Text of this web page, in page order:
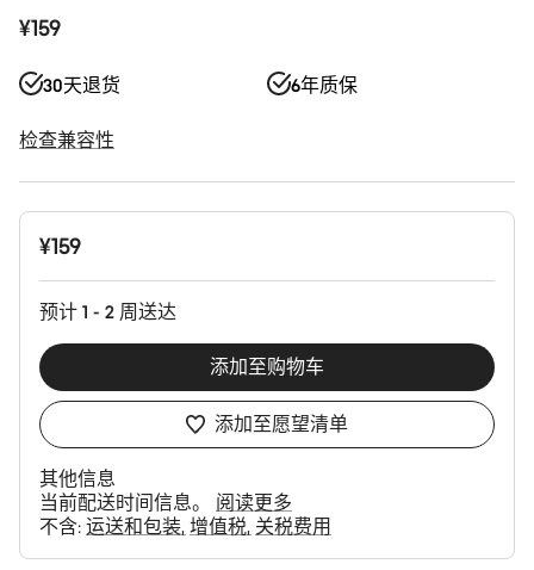
¥159
30天退货 6年质保
检查兼容性
产
¥159
预计 1 - 2 周送达
添加至购物车
添加至愿望清单
其他信息
当前配送时间信息。 阅读更多
不含: 运送和包装 增值税 关税费用